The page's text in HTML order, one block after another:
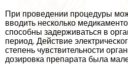
При проведении процедуры
вводить несколько
способны задерживаться в
период. Действие
степень чувствительности
дозировка препарата была